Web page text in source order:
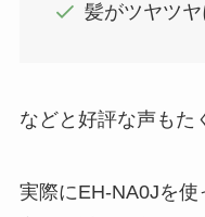
髪がツヤツ
などと好評な声もた
実際にEH-NA0Jを